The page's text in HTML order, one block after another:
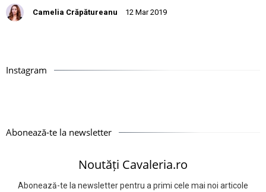
Camelia Crăpătureanu 12 Mar 2019
Instagram
Abonează-te la newsletter
Noutăți Cavaleria.ro
Abonează-te la newsletter pentru a primi cele mai noi articole